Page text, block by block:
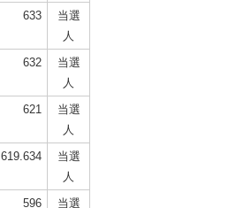
633
当選
人
632
当選
人
621
当選
人
619.634
当選
人
596
当選